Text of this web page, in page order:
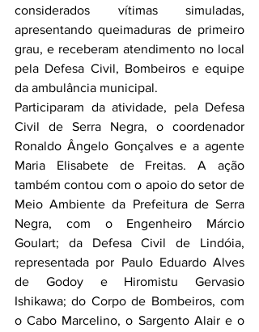
considerados vítimas simuladas,
apresentando queimaduras de primeiro
grau, e receberam atendimento no local
pela Defesa Civil, Bombeiros e equipe
da ambulância municipal.
Participaram da atividade, pela Defesa
Civil de Serra Negra, o coordenador
Ronaldo Ângelo Gonçalves e a agente
Maria Elisabete de Freitas. A ação
também contou com o apoio do setor de
Meio Ambiente da Prefeitura de Serra
Negra, com o Engenheiro Márcio
Goulart; da Defesa Civil de Lindóia,
representada por Paulo Eduardo Alves
de Godoy e Hiromistu Gervasio
Ishikawa; do Corpo de Bombeiros, com
o Cabo Marcelino, o Sargento Alair e o